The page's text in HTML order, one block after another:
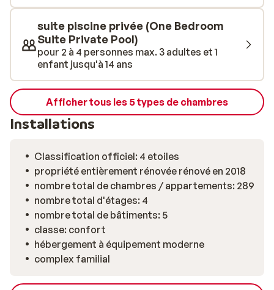
suite piscine privée (One Bedroom
Suite Private Pool)
pour 2 à 4 personnes max. 3 adultes et 1
enfant jusqu'à 14 ans
Afficher tous les 5 types de chambres
Installations
Classification officiel: 4 etoiles
propriété entièrement rénovée rénové en 2018
nombre total de chambres / appartements: 289
nombre total d'étages: 4
nombre total de bâtiments: 5
classe: confort
hébergement à équipement moderne
complex familial